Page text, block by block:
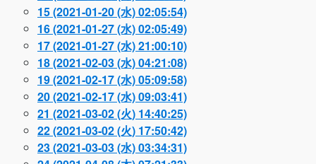
15 (2021-01-20 (水) 02:05:54)
16 (2021-01-27 (水) 02:05:49)
17 (2021-01-27 (水) 21:00:10)
18 (2021-02-03 (水) 04:21:08)
19 (2021-02-17 (水) 05:09:58)
20 (2021-02-17 (水) 09:03:41)
21 (2021-03-02 (火) 14:40:25)
22 (2021-03-02 (火) 17:50:42)
23 (2021-03-03 (水) 03:34:31)